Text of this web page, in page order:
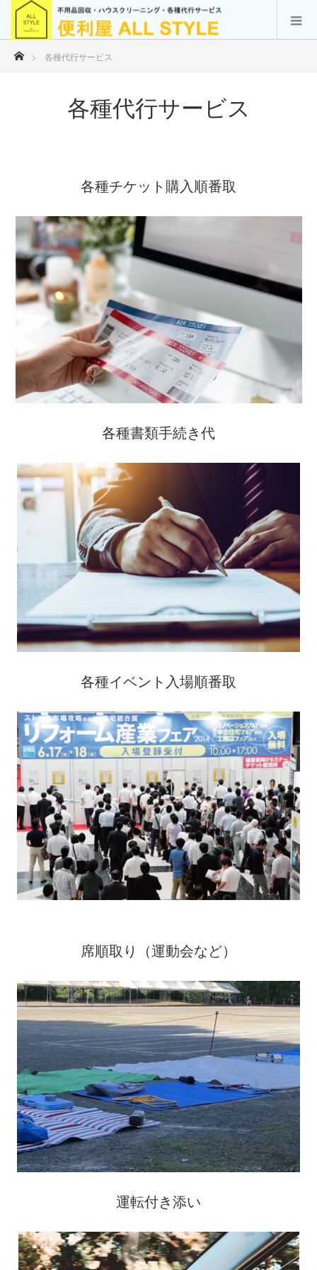
ホーム
各種代行サービス
各種代行サービス
各種チケット購入順番取
各種書類手続き代
各種イベント入場順番取
席順取り（運動会など）
運転付き添い